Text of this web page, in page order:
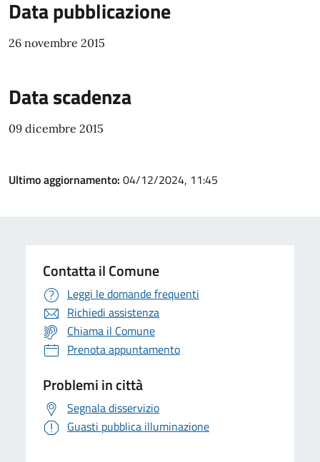
Data pubblicazione
26 novembre 2015
Data scadenza
09 dicembre 2015
Ultimo aggiornamento: 04/12/2024, 11:45
Contatta il Comune
Leggi le domande frequenti
Richiedi assistenza
Chiama il Comune
Prenota appuntamento
Problemi in città
Segnala disservizio
Guasti pubblica illuminazione